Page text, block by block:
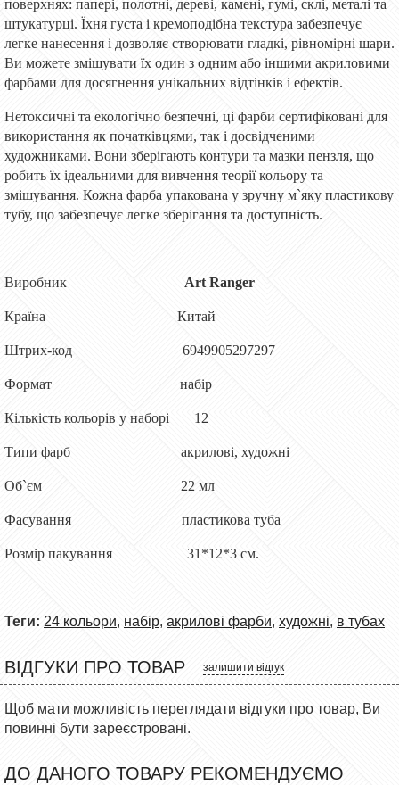
поверхнях: папері, полотні, дереві, камені, гумі, склі, металі та
штукатурці. Їхня густа і кремоподібна текстура забезпечує
легке нанесення і дозволяє створювати гладкі, рівномірні шари.
Ви можете змішувати їх один з одним або іншими акриловими
фарбами для досягнення унікальних відтінків і ефектів.
Нетоксичні та екологічно безпечні, ці фарби сертифіковані для
використання як початківцями, так і досвідченими
художниками. Вони зберігають контури та мазки пензля, що
робить їх ідеальними для вивчення теорії кольору та
змішування. Кожна фарба упакована у зручну м`яку пластикову
тубу, що забезпечує легке зберігання та доступність.
Виробник Art Ranger
Країна Китай
Штрих-код 6949905297297
Формат набір
Кількість кольорів у наборі 12
Типи фарб акрилові, художні
Об`єм 22 мл
Фасування пластикова туба
Розмір пакування 31*12*3 см.
Теги: 24 кольори, набір, акрилові фарби, художні, в тубах
ВІДГУКИ ПРО ТОВАР залишити відгук
Щоб мати можливість переглядати відгуки про товар, Ви
повинні бути зареєстровані.
ДО ДАНОГО ТОВАРУ РЕКОМЕНДУЄМО